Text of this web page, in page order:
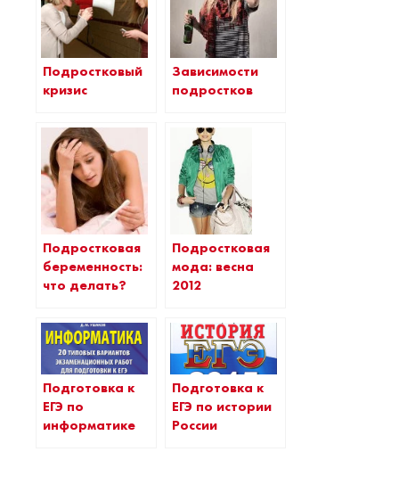
Подростковый
кризис
Зависимости
подростков
Подростковая
беременность:
что делать?
Подростковая
мода: весна
2012
Подготовка к
ЕГЭ по
информатике
Подготовка к
ЕГЭ по истории
России